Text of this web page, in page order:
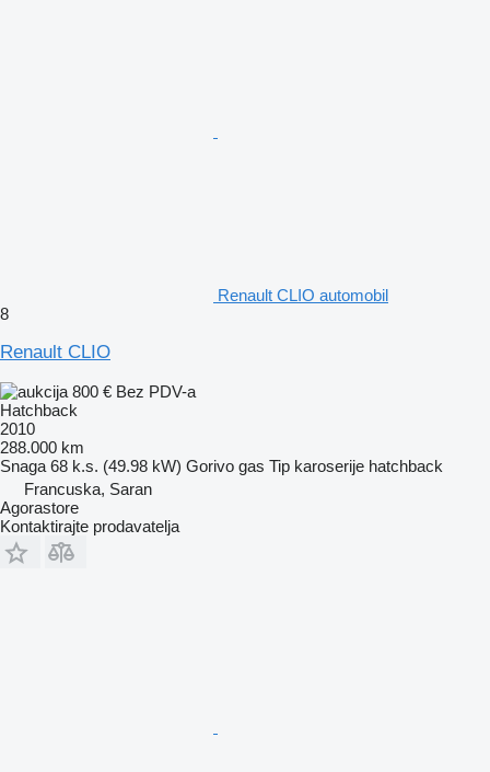
Renault CLIO automobil
8
Renault CLIO
800 € Bez PDV-a
Hatchback
2010
288.000 km
Snaga 68 k.s. (49.98 kW) Gorivo gas Tip karoserije hatchback
Francuska, Saran
Agorastore
Kontaktirajte prodavatelja